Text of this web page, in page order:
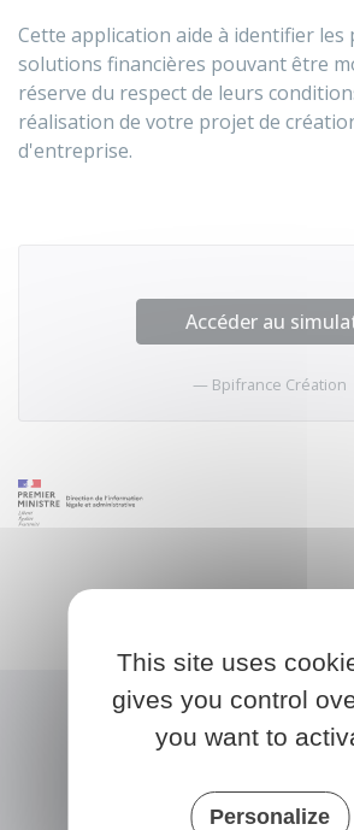
Cette application aide à identifier les
solutions financières pouvant être
réserve du respect de leurs
réalisation de votre projet de
d'entreprise.
Accéder au
Bpifrance Création
This site uses
gives you control
you want to
Personalize